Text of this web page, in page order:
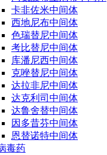
卡非佐米中间体
西地尼布中间体
色瑞替尼中间体
考比替尼中间体
库潘尼西中间体
克唑替尼中间体
达拉非尼中间体
达克利司中间体
达鲁舍替中间体
因多昔芬中间体
恩替诺特中间体
毒药